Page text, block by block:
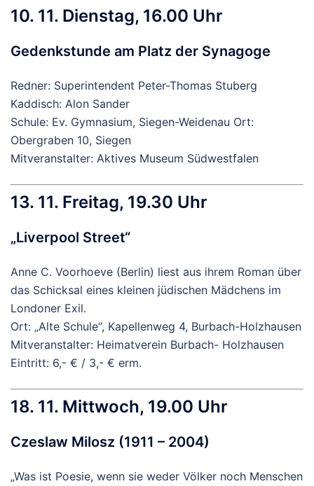
10. 11. Dienstag, 16.00 Uhr
Gedenkstunde am Platz der Synagoge
Redner: Superintendent Peter-Thomas Stuberg
Kaddisch: Alon Sander
Schule: Ev. Gymnasium, Siegen-Weidenau Ort:
Obergraben 10, Siegen
Mitveranstalter: Aktives Museum Südwestfalen
13. 11. Freitag, 19.30 Uhr
„Liverpool Street“
Anne C. Voorhoeve (Berlin) liest aus ihrem Roman über
das Schicksal eines kleinen jüdischen Mädchens im
Londoner Exil.
Ort: „Alte Schule“, Kapellenweg 4, Burbach-Holzhausen
Mitveranstalter: Heimatverein Burbach- Holzhausen
Eintritt: 6,- € / 3,- € erm.
18. 11. Mittwoch, 19.00 Uhr
Czeslaw Milosz (1911 – 2004)
„Was ist Poesie, wenn sie weder Völker noch Menschen